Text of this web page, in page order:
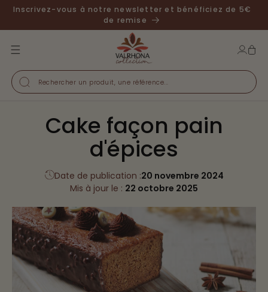
Inscrivez-vous à notre newsletter et bénéficiez de 5€
de remise
connecter
Rechercher un produit, une référence...
Cake façon pain
d'épices
Date de publication :20 novembre 2024
Mis à jour le : 22 octobre 2025